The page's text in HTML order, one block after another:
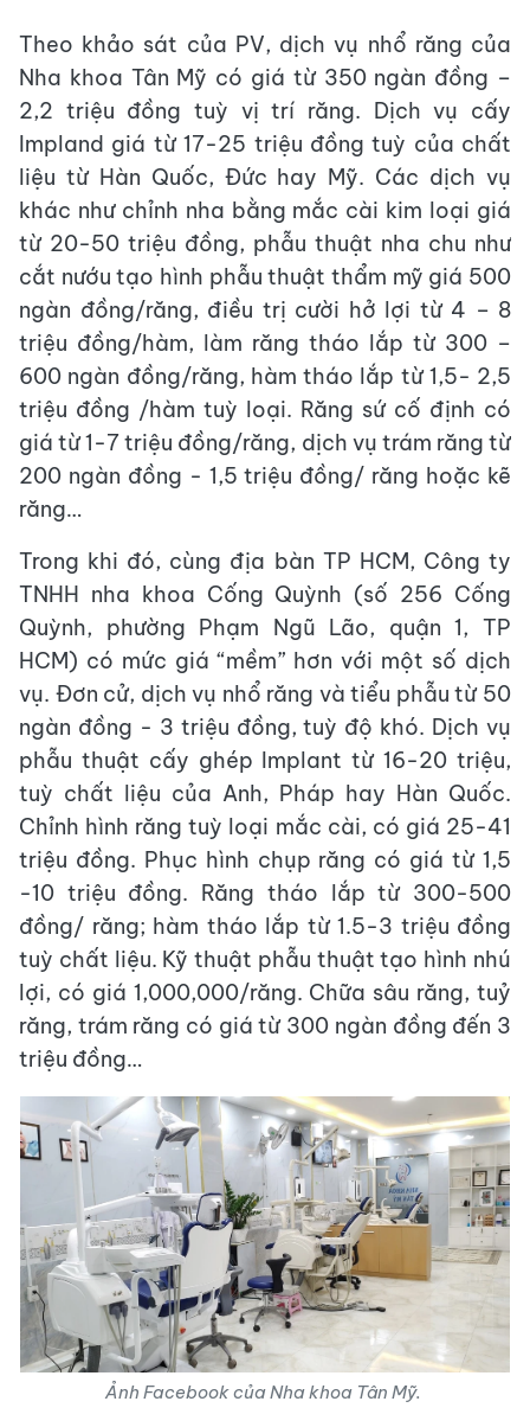
Theo khảo sát của PV, dịch vụ nhổ răng của
Nha khoa Tân Mỹ có giá từ 350 ngàn đồng –
2,2 triệu đồng tuỳ vị trí răng. Dịch vụ cấy
Impland giá từ 17-25 triệu đồng tuỳ của chất
liệu từ Hàn Quốc, Đức hay Mỹ. Các dịch vụ
khác như chỉnh nha bằng mắc cài kim loại giá
từ 20-50 triệu đồng, phẫu thuật nha chu như
cắt nướu tạo hình phẫu thuật thẩm mỹ giá 500
ngàn đồng/răng, điều trị cười hở lợi từ 4 – 8
triệu đồng/hàm, làm răng tháo lắp từ 300 –
600 ngàn đồng/răng, hàm tháo lắp từ 1,5- 2,5
triệu đồng /hàm tuỳ loại. Răng sứ cố định có
giá từ 1-7 triệu đồng/răng, dịch vụ trám răng từ
200 ngàn đồng - 1,5 triệu đồng/ răng hoặc kẽ
răng…
Trong khi đó, cùng địa bàn TP HCM, Công ty
TNHH nha khoa Cống Quỳnh (số 256 Cống
Quỳnh, phường Phạm Ngũ Lão, quận 1, TP
HCM) có mức giá “mềm” hơn với một số dịch
vụ. Đơn cử, dịch vụ nhổ răng và tiểu phẫu từ 50
ngàn đồng - 3 triệu đồng, tuỳ độ khó. Dịch vụ
phẫu thuật cấy ghép Implant từ 16-20 triệu,
tuỳ chất liệu của Anh, Pháp hay Hàn Quốc.
Chỉnh hình răng tuỳ loại mắc cài, có giá 25-41
triệu đồng. Phục hình chụp răng có giá từ 1,5
-10 triệu đồng. Răng tháo lắp từ 300-500
đồng/ răng; hàm tháo lắp từ 1.5-3 triệu đồng
tuỳ chất liệu. Kỹ thuật phẫu thuật tạo hình nhú
lợi, có giá 1,000,000/răng. Chữa sâu răng, tuỷ
răng, trám răng có giá từ 300 ngàn đồng đến 3
triệu đồng…
Ảnh Facebook của Nha khoa Tân Mỹ.